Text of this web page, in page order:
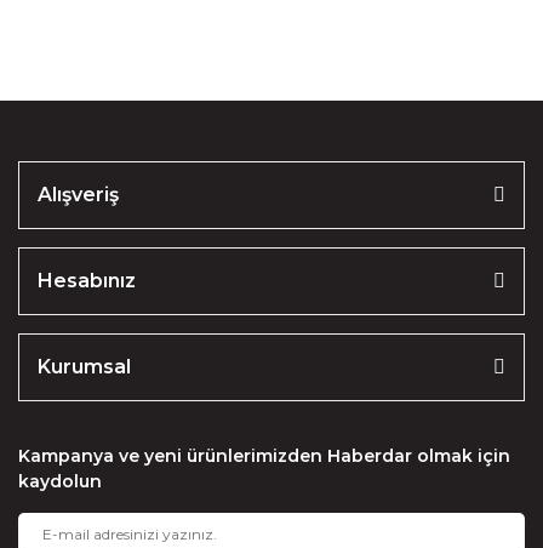
Alışveriş
Hesabınız
Kurumsal
Kampanya ve yeni ürünlerimizden Haberdar olmak için
kaydolun